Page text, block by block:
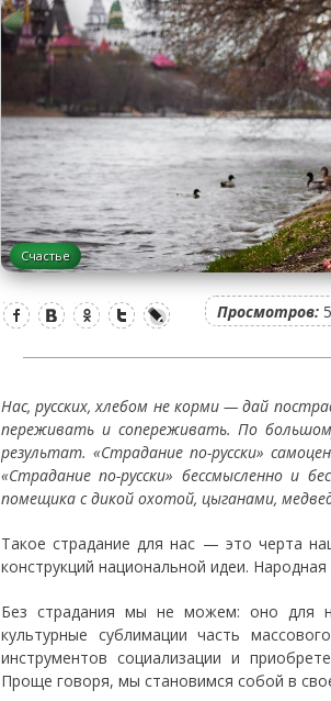
Счастье
Просмотров:
Нас, русских, хлебом не корми — дай
переживать и сопереживать. По
результат. «Страдание по-русски»
«Страдание по-русски» бессмысленно и
помещика с дикой охотой, цыганами,
Такое страдание для нас — это черта
конструкций национальной идеи.
Без страдания мы не можем: оно для
культурные сублимации часть
инструментов социализации и
Проще говоря, мы становимся собой в